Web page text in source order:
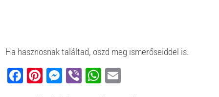
Ha hasznosnak találtad, oszd meg ismerőseiddel is.
Facebook
Pinterest
Messenger
ViberWhatsApp